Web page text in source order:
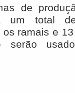
de
um total
ramais e
serão